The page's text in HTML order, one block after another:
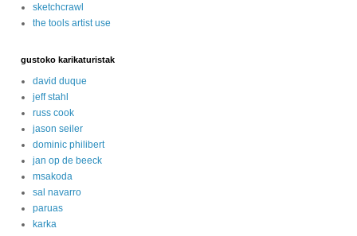
sketchcrawl
the tools artist use
gustoko karikaturistak
david duque
jeff stahl
russ cook
jason seiler
dominic philibert
jan op de beeck
msakoda
sal navarro
paruas
karka